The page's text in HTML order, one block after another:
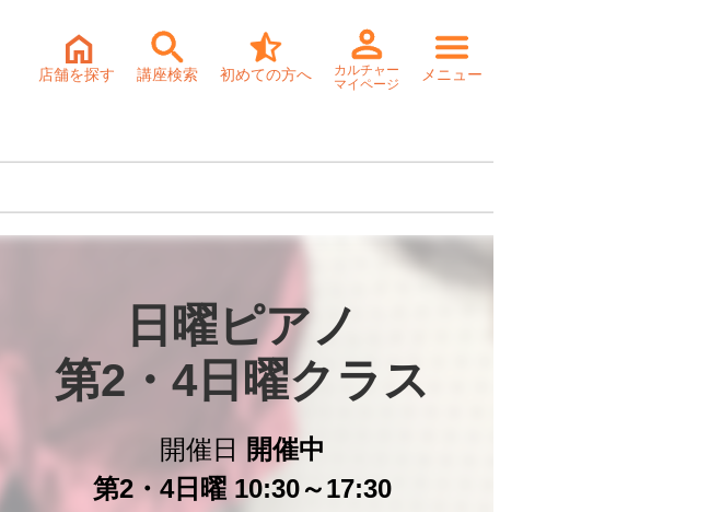
店舗を探す 講座検索 初めての方へ
カルチャー
マイページ
メニュー
日曜ピアノ
第2・4日曜クラス
開催日
開催中
第2・4日曜 10:30～17:30